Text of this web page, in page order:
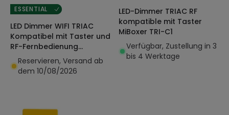
ESSENTIAL
LED Dimmer WIFI TRIAC
Kompatibel mit Taster und
RF-Fernbedienung
SKYDANCE S1-B(WT)
Reservieren, Versand ab
dem 10/08/2026
LED-Dimmer TRIAC RF
kompatible mit Taster
MiBoxer TRI-C1
Verfügbar, Zustellung in 3
bis 4 Werktage